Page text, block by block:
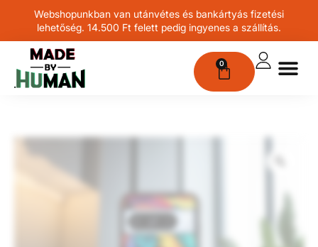
Webshopunkban van utánvétes és bankártyás fizetési
lehetőség. 14.500 Ft felett pedig ingyenes a szállítás.
0